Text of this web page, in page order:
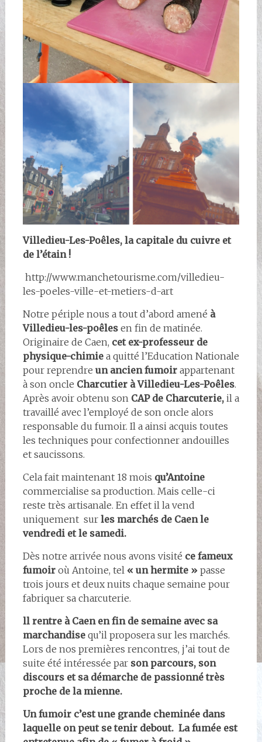
Villedieu-Les-Poêles, la capitale du cuivre et
de l’étain !
http://www.manchetourisme.com/villedieu-
les-poeles-ville-et-metiers-d-art
Notre périple nous a tout d’abord amené à
Villedieu-les-poêlesen fin de matinée.
Originaire de Caen, cet ex-professeur de
physique-chimiea quitté l’Education Nationale
pour reprendre un ancien fumoirappartenant
à son oncle Charcutier à Villedieu-Les-Poêles.
Après avoir obtenu son CAP de Charcuterie, il a
travaillé avec l’employé de son oncle alors
responsable du fumoir. Il a ainsi acquis toutes
les techniques pour confectionner andouilles
et saucissons.
Cela fait maintenant 18 mois qu’Antoine
commercialise sa production. Mais celle-ci
reste très artisanale. En effet il la vend
uniquement sur les marchés de Caen le
vendredi et le samedi.
Dès notre arrivée nous avons visité ce fameux
fumoiroù Antoine, tel « un hermite » passe
trois jours et deux nuits chaque semaine pour
fabriquer sa charcuterie.
ll rentre à Caen en fin de semaine avec sa
marchandisequ’il proposera sur les marchés.
Lors de nos premières rencontres, j’ai tout de
suite été intéressée par son parcours, son
discours et sa démarche de passionné très
proche de la mienne.
Un fumoir c’est une grande cheminée dans
laquelle on peut se tenir debout. La fumée est